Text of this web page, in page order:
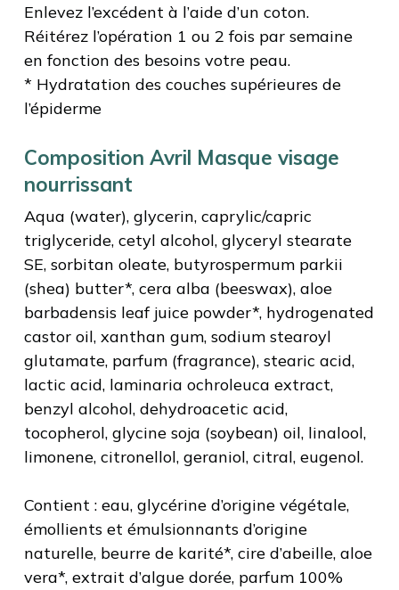
Enlevez l’excédent à l’aide d’un coton.
Réitérez l’opération 1 ou 2 fois par semaine
en fonction des besoins votre peau.
* Hydratation des couches supérieures de
l’épiderme
Composition Avril Masque visage
nourrissant
Aqua (water), glycerin, caprylic/capric
triglyceride, cetyl alcohol, glyceryl stearate
SE, sorbitan oleate, butyrospermum parkii
(shea) butter*, cera alba (beeswax), aloe
barbadensis leaf juice powder*, hydrogenated
castor oil, xanthan gum, sodium stearoyl
glutamate, parfum (fragrance), stearic acid,
lactic acid, laminaria ochroleuca extract,
benzyl alcohol, dehydroacetic acid,
tocopherol, glycine soja (soybean) oil, linalool,
limonene, citronellol, geraniol, citral, eugenol.
Contient : eau, glycérine d’origine végétale,
émollients et émulsionnants d’origine
naturelle, beurre de karité*, cire d’abeille, aloe
vera*, extrait d’algue dorée, parfum 100%